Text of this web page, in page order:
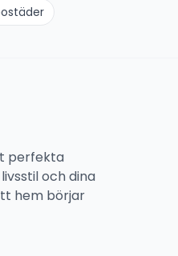
perfekta
och dina
hem börjar